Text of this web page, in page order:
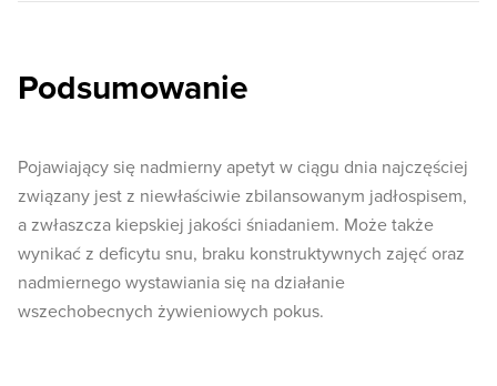
Podsumowanie
Pojawiający się nadmierny apetyt w ciągu dnia najczęściej
związany jest z niewłaściwie zbilansowanym jadłospisem,
a zwłaszcza kiepskiej jakości śniadaniem. Może także
wynikać z deficytu snu, braku konstruktywnych zajęć oraz
nadmiernego wystawiania się na działanie
wszechobecnych żywieniowych pokus.